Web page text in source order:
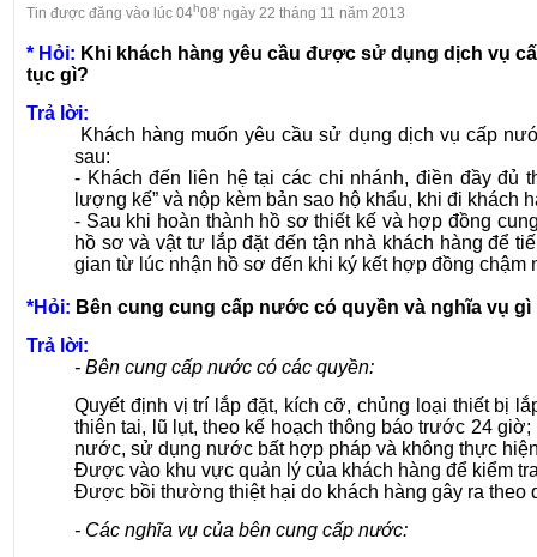
Tin được đăng vào lúc 04h08' ngày 22 tháng 11 năm 2013
* Hỏi: Khi khách hàng yêu cầu được sử dụng dịch vụ
tục gì?
Trả lời:
Khách hàng muốn yêu cầu sử dụng dịch vụ cấp
sau:
- Khách đến liên hệ tại các chi nhánh, điền đầy đủ
lượng kế” và nộp kèm bản sao hộ khẩu, khi đi
- Sau khi hoàn thành hồ sơ thiết kế và hợp đồng
hồ sơ và vật tư lắp đặt đến tận nhà khách hàng để
gian từ lúc nhận hồ sơ đến khi ký kết hợp đồng chậm
*Hỏi: Bên cung cung cấp nước có quyền và nghĩa vụ
Trả lời:
- Bên cung cấp nước có các quyền:
Quyết định vị trí lắp đặt, kích cỡ, chủng loại thiết bị
thiên tai, lũ lụt, theo kế hoạch thông báo trước 24
nước, sử dụng nước bất hợp pháp và không thực
Được vào khu vực quản lý của khách hàng để kiểm
Được bồi thường thiệt hại do khách hàng gây ra theo
- Các nghĩa vụ của bên cung cấp nước: